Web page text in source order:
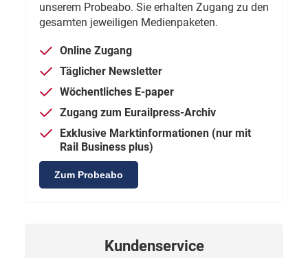
unserem Probeabo. Sie erhalten Zugang zu den
gesamten jeweiligen Medienpaketen.
Online Zugang
Täglicher Newsletter
Wöchentliches E-paper
Zugang zum Eurailpress-Archiv
Exklusive Marktinformationen (nur mit
Rail Business plus)
Zum Probeabo
Kundenservice